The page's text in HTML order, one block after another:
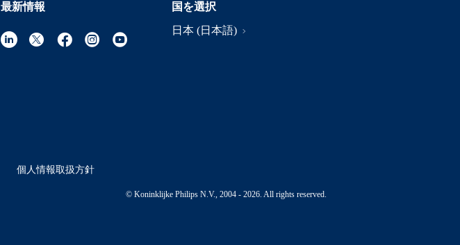
最新情報
国を選択
日本 (日本語)
個人情報取扱方針
© Koninklijke Philips N.V., 2004 - 2026. All rights reserved.